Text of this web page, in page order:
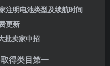
注明电池类型及续航时间
更新
批卖家中招
得类目第一